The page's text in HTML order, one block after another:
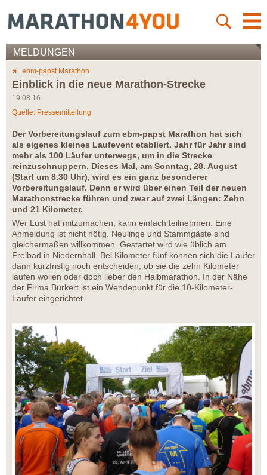
MELDUNGEN
ebm-papst Marathon
Einblick in die neue Marathon-Strecke
19.08.16
Quelle: Pressemitteilung
Der Vorbereitungslauf zum ebm-papst Marathon hat sich
als eigenes kleines Laufevent etabliert. Jahr für Jahr sind
mehr als 100 Läufer unterwegs, um in die Strecke
reinzuschnuppern. Dieses Mal, am Sonntag, 28. August
(Start um 8.30 Uhr), wird es ein ganz besonderer
Vorbereitungslauf. Denn er wird über einen Teil der neuen
Marathonstrecke führen und zwar auf zwei Längen: Zehn
und 21 Kilometer.
Wer Lust hat mitzumachen, kann einfach teilnehmen. Eine
Anmeldung ist nicht nötig. Neulinge und Stammgäste sind
gleichermaßen willkommen. Gestartet wird wie üblich am
Freibad in Niedernhall. Bei Kilometer fünf können sich die Läufer
dann kurzfristig noch entscheiden, ob sie die zehn Kilometer
laufen wollen oder doch lieber den Halbmarathon. In der Nähe
der Firma Bürkert ist ein Wendepunkt für die 10-Kilometer-
Läufer eingerichtet.